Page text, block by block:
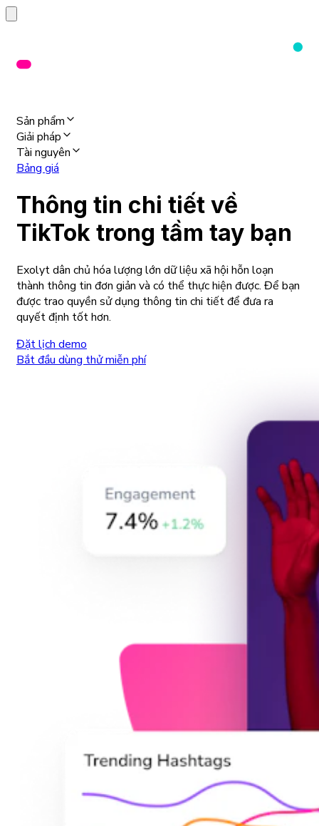
Sản phẩm
Giải pháp
Tài nguyên
Bảng giá
Thông tin chi tiết về
TikTok trong tầm tay bạn
Exolyt dân chủ hóa lượng lớn dữ liệu xã hội hỗn loạn
thành thông tin đơn giản và có thể thực hiện được. Để bạn
được trao quyền sử dụng thông tin chi tiết để đưa ra
quyết định tốt hơn.
Đặt lịch demo
Bắt đầu dùng thử miễn phí